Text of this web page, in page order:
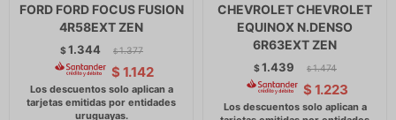
FORD FORD FOCUS FUSION
4R58EXT ZEN
$1.344 $ 1.377
$ 1.142
CHEVROLET CHEVROLET
EQUINOX N.DENSO
6R63EXT ZEN
$1.439 $ 1.474
$ 1.223